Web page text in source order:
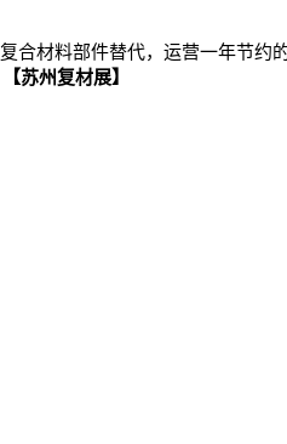
材料部件替代，运营一年节约
苏州复材展】